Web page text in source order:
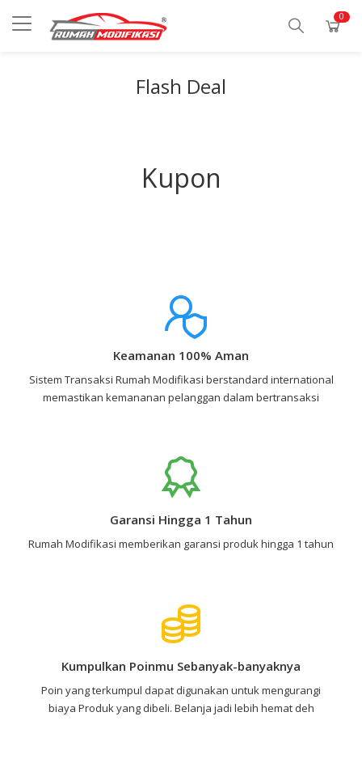
0
Flash Deal
Kupon
Keamanan 100% Aman
Sistem Transaksi Rumah Modifikasi berstandard international
memastikan kemananan pelanggan dalam bertransaksi
Garansi Hingga 1 Tahun
Rumah Modifikasi memberikan garansi produk hingga 1 tahun
Kumpulkan Poinmu Sebanyak-banyaknya
Poin yang terkumpul dapat digunakan untuk mengurangi
biaya Produk yang dibeli. Belanja jadi lebih hemat deh